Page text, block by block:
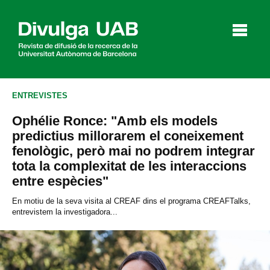
Articles
Agenda
English Español
CERCAR
ENTREVISTES
Ophélie Ronce: "Amb els models
predictius millorarem el coneixement
fenològic, però mai no podrem integrar
tota la complexitat de les interaccions
entre espècies"
En motiu de la seva visita al CREAF dins el programa CREAFTalks,
entrevistem la investigadora...